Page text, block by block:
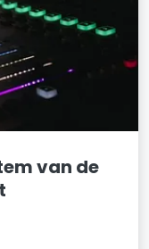
van de